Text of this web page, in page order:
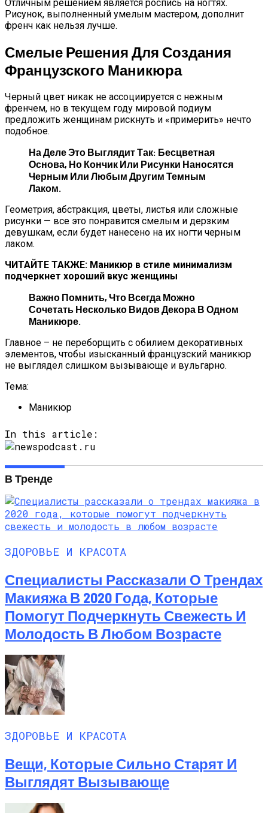
Отличным решением является роспись на ногтях.
Рисунок, выполненный умелым мастером, дополнит
френч как нельзя лучше.
Смелые Решения Для Создания
Французского Маникюра
Черный цвет никак не ассоциируется с нежным
френчем, но в текущем году мировой подиум
предложить женщинам рискнуть и «примерить» нечто
подобное.
На Деле Это Выглядит Так: Бесцветная
Основа, Но Кончик Или Рисунки Наносятся
Черным Или Любым Другим Темным
Лаком.
Геометрия, абстракция, цветы, листья или сложные
рисунки — все это понравится смелым и дерзким
девушкам, если будет нанесено на их ногти черным
лаком.
ЧИТАЙТЕ ТАКЖЕ: Маникюр в стиле минимализм
подчеркнет хороший вкус женщины
Важно Помнить, Что Всегда Можно
Сочетать Несколько Видов Декора В Одном
Маникюре.
Главное – не переборщить с обилием декоративных
элементов, чтобы изысканный французский маникюр
не выглядел слишком вызывающе и вульгарно.
Тема:
Маникюр
In this article:
В Тренде
ЗДОРОВЬЕ И КРАСОТА
Специалисты Рассказали О Трендах
Макияжа В 2020 Года, Которые
Помогут Подчеркнуть Свежесть И
Молодость В Любом Возрасте
ЗДОРОВЬЕ И КРАСОТА
Вещи, Которые Сильно Старят И
Выглядят Вызывающе